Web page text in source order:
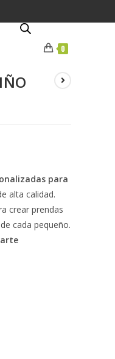
0
para
alta calidad.
crear prendas
cada pequeño.